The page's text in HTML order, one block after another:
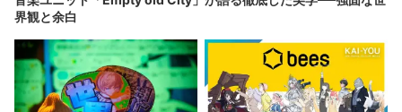
界観と余白